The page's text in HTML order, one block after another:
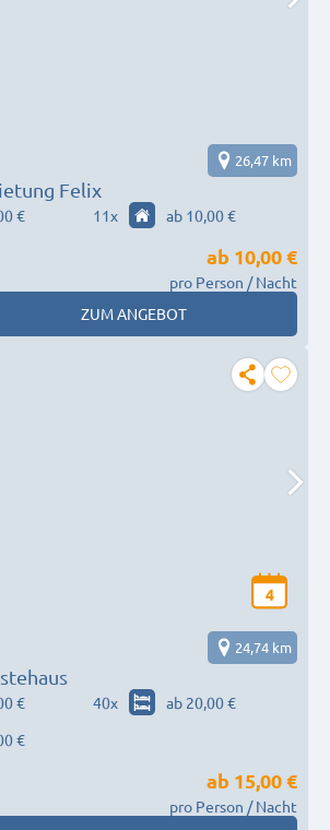
Felix
26,47 km
€ 11x ab 10,00 €
ab 10,00 €
pro Person / Nacht
ZUM ANGEBOT
4
24,74 km
€ 40x
ab 20,00 €
€
ab 15,00 €
pro Person / Nacht